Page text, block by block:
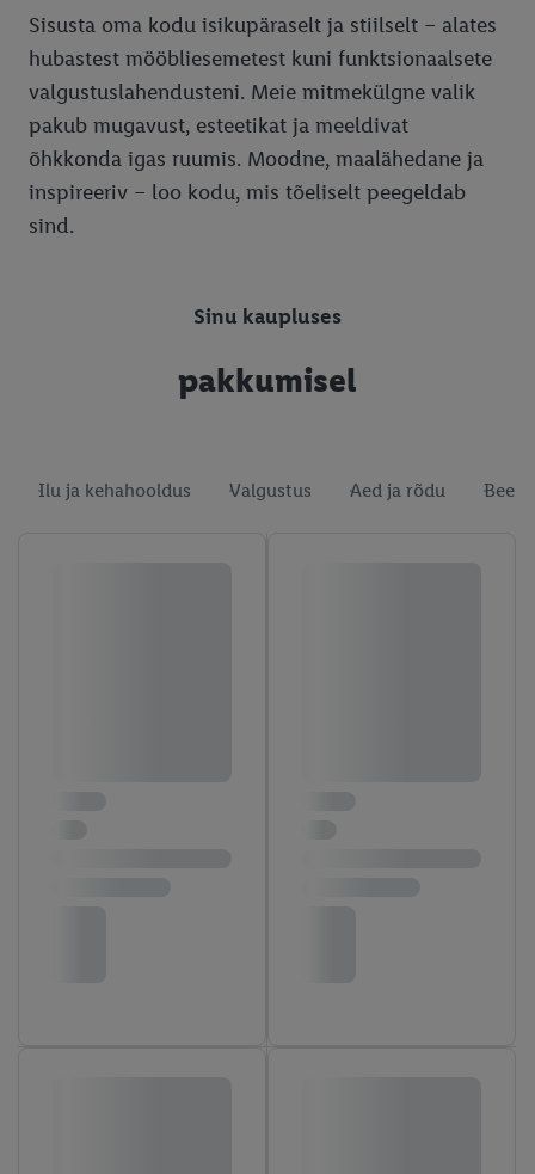
Sisusta oma kodu isikupäraselt ja stiilselt – alates
hubastest mööbliesemetest kuni funktsionaalsete
valgustuslahendusteni. Meie mitmekülgne valik
pakub mugavust, esteetikat ja meeldivat
õhkkonda igas ruumis. Moodne, maalähedane ja
inspireeriv – loo kodu, mis tõeliselt peegeldab
sind.
Sinu kaupluses
pakkumisel
Ilu ja kehahooldus Valgustus Aed ja rõdu